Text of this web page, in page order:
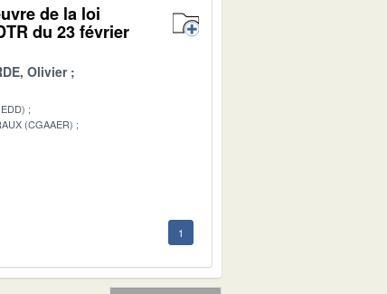
de la loi
du 23 février
Olivier
(CGAAER)
1